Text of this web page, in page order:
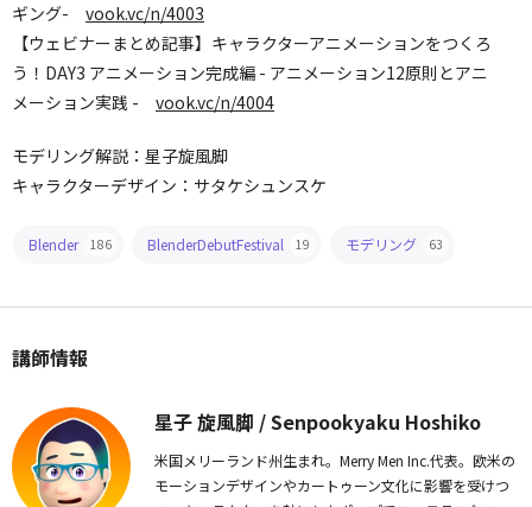
ギング- vook.vc/n/4003
【ウェビナーまとめ記事】キャラクターアニメーションをつくろ
う！DAY3 アニメーション完成編 - アニメーション12原則とアニ
メーション実践 - vook.vc/n/4004
モデリング解説：星子旋風脚
キャラクターデザイン：サタケシュンスケ
Blender 186 BlenderDebutFestival 19 モデリング 63
講師情報
星子 旋風脚 / Senpookyaku Hoshiko
米国メリーランド州生まれ。Merry Men Inc.代表。欧米の
モーションデザインやカートゥーン文化に影響を受けつ